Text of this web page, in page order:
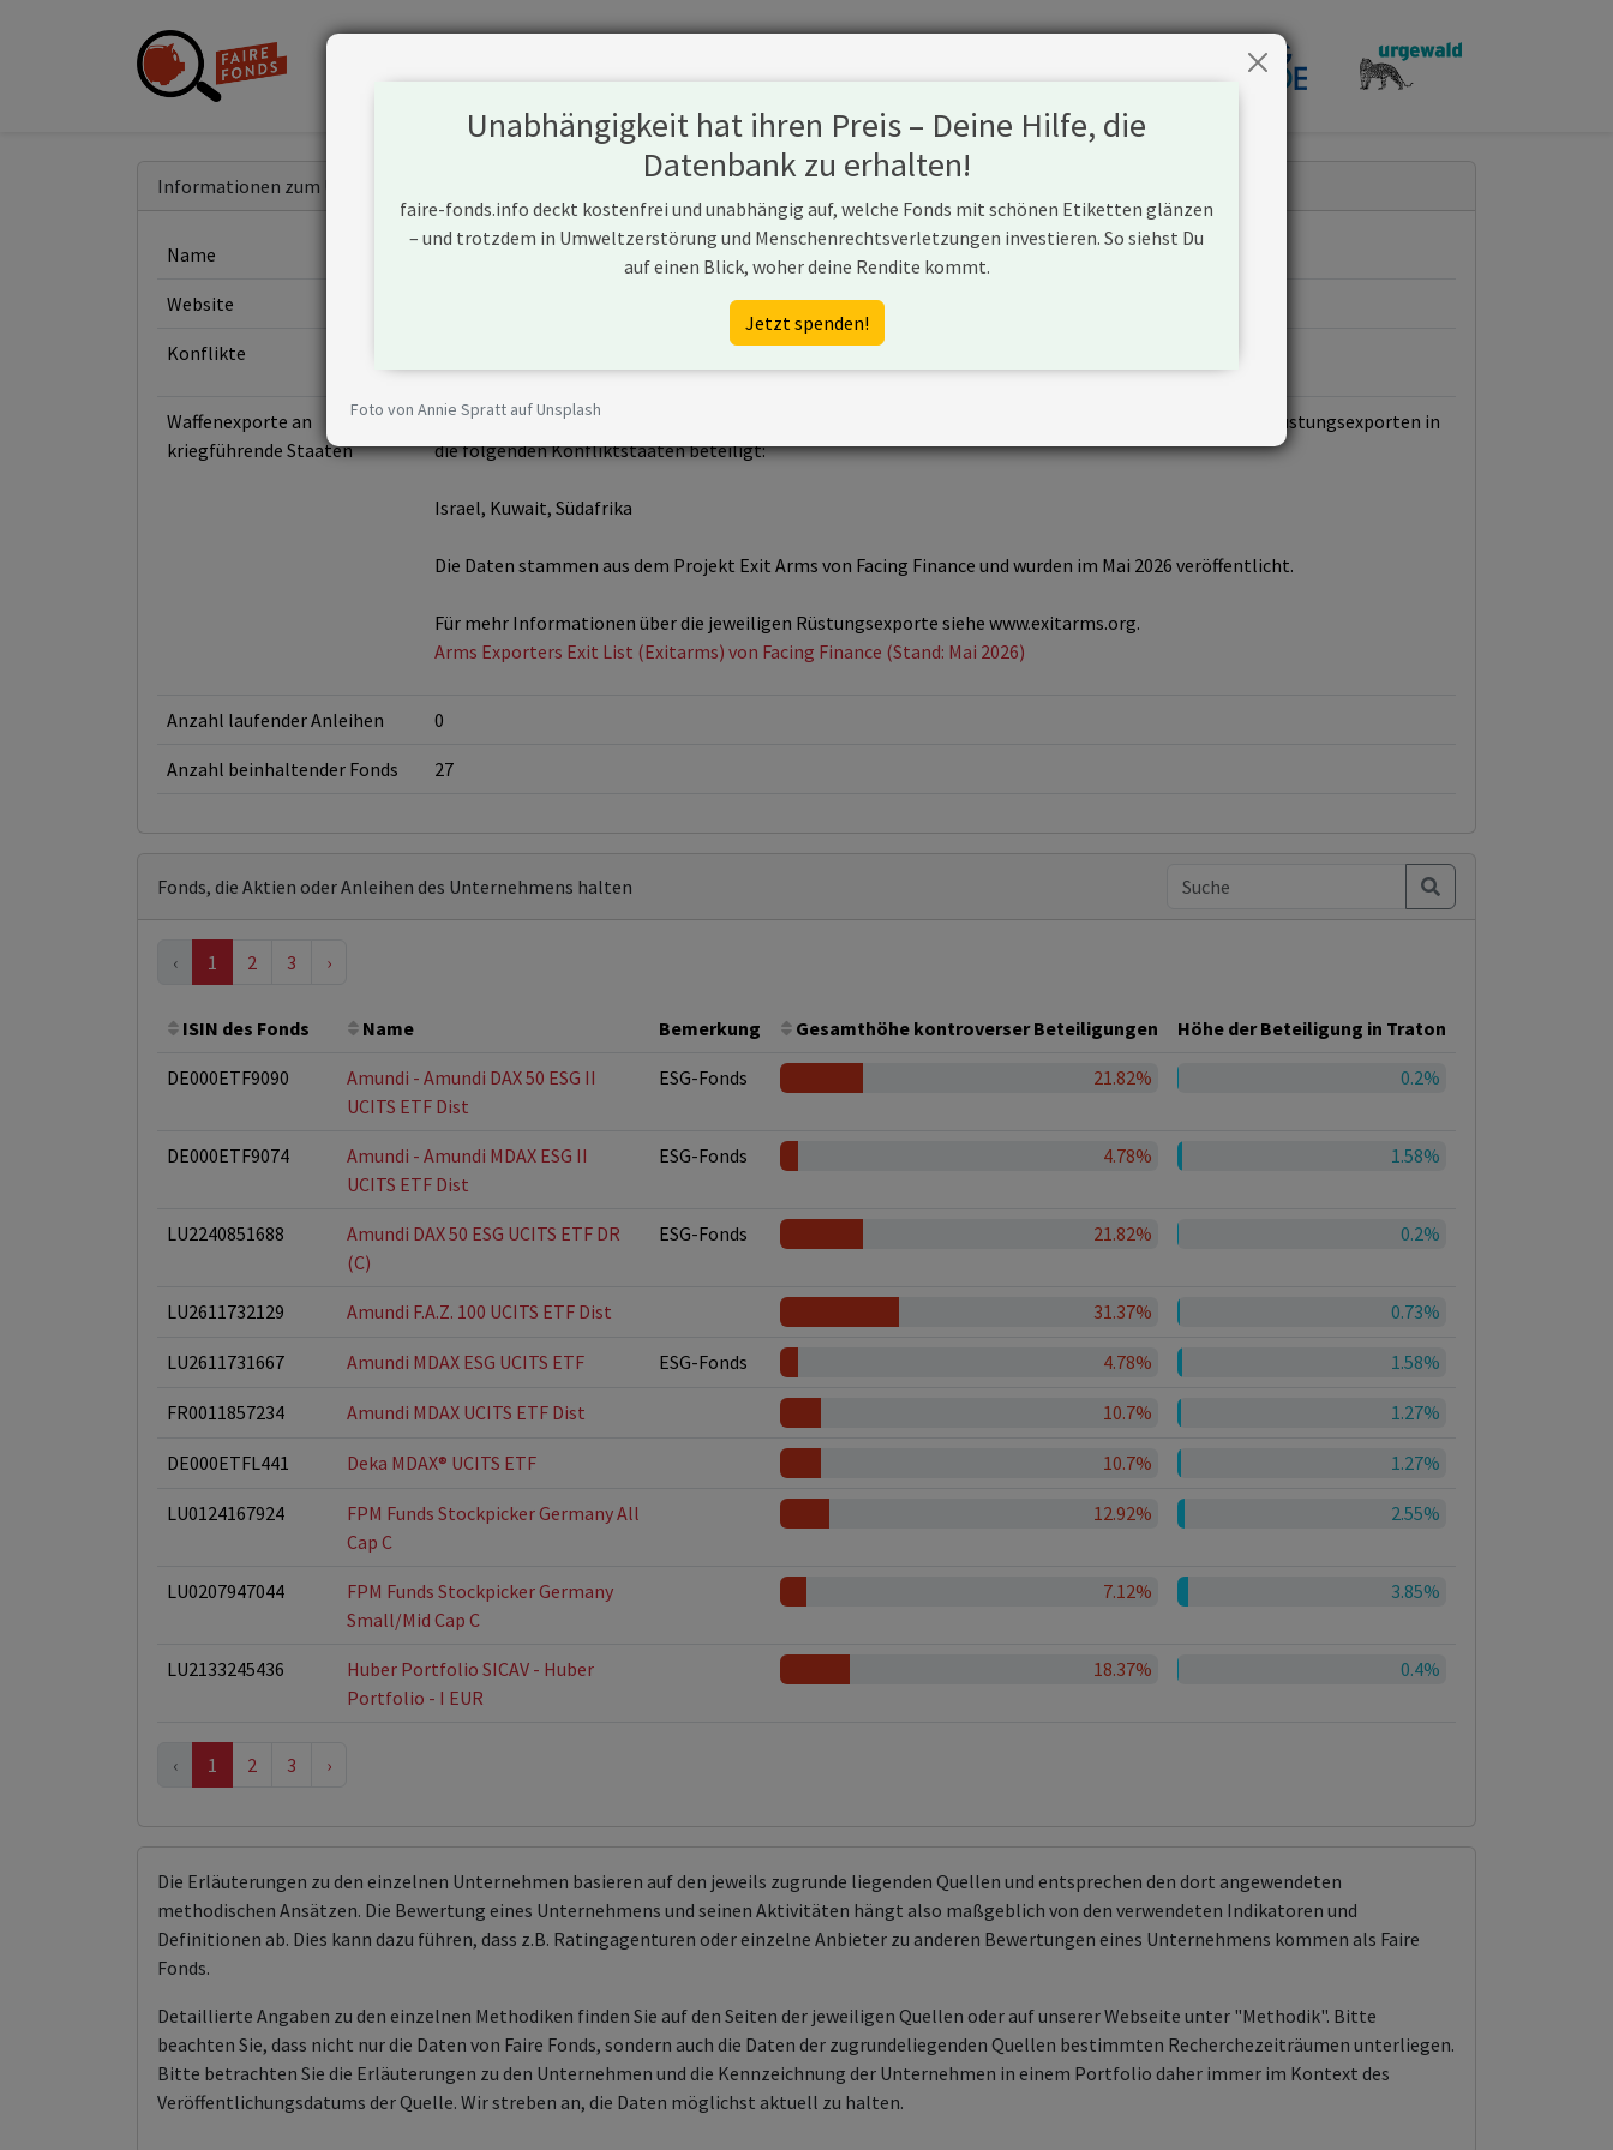
Informationen zum Unternehmen
Name
Website
Konflikte
Waffenexporte an
kriegführende Staaten
Das Unternehmen war zwischen 2017 und 2025 direkt, über Tochtergesellschaften bzw. Konsortien an Rüstungsexporten in
die folgenden Konfliktstaaten beteiligt:
Israel, Kuwait, Südafrika
Die Daten stammen aus dem Projekt Exit Arms von Facing Finance und wurden im Mai 2026 veröffentlicht.
Für mehr Informationen über die jeweiligen Rüstungsexporte siehe www.exitarms.org.
Arms Exporters Exit List (Exitarms) von Facing Finance (Stand: Mai 2026)
Anzahl laufender Anleihen 0
Anzahl beinhaltender Fonds 27
Fonds, die Aktien oder Anleihen des Unternehmens halten
‹ 1 2 3 ›
ISIN des Fonds Name Bemerkung Gesamthöhe kontroverser Beteiligungen Höhe der Beteiligung in Traton
DE000ETF9090
Amundi - Amundi DAX 50 ESG II
UCITS ETF Dist
ESG-Fonds 21.82% 0.2%
DE000ETF9074
Amundi - Amundi MDAX ESG II
UCITS ETF Dist
ESG-Fonds 4.78% 1.58%
LU2240851688
Amundi DAX 50 ESG UCITS ETF DR
(C)
ESG-Fonds 21.82% 0.2%
LU2611732129 Amundi F.A.Z. 100 UCITS ETF Dist 31.37% 0.73%
LU2611731667 Amundi MDAX ESG UCITS ETF ESG-Fonds 4.78% 1.58%
FR0011857234 Amundi MDAX UCITS ETF Dist 10.7% 1.27%
DE000ETFL441 Deka MDAX® UCITS ETF 10.7% 1.27%
LU0124167924
FPM Funds Stockpicker Germany All
Cap C
12.92% 2.55%
LU0207947044
FPM Funds Stockpicker Germany
Small/Mid Cap C
7.12% 3.85%
LU2133245436
Huber Portfolio SICAV - Huber
Portfolio - I EUR
18.37% 0.4%
‹ 1 2 3 ›
Die Erläuterungen zu den einzelnen Unternehmen basieren auf den jeweils zugrunde liegenden Quellen und entsprechen den dort angewendeten
methodischen Ansätzen. Die Bewertung eines Unternehmens und seinen Aktivitäten hängt also maßgeblich von den verwendeten Indikatoren und
Definitionen ab. Dies kann dazu führen, dass z.B. Ratingagenturen oder einzelne Anbieter zu anderen Bewertungen eines Unternehmens kommen als Faire
Fonds.
Detaillierte Angaben zu den einzelnen Methodiken finden Sie auf den Seiten der jeweiligen Quellen oder auf unserer Webseite unter "Methodik". Bitte
beachten Sie, dass nicht nur die Daten von Faire Fonds, sondern auch die Daten der zugrundeliegenden Quellen bestimmten Recherchezeiträumen unterliegen.
Bitte betrachten Sie die Erläuterungen zu den Unternehmen und die Kennzeichnung der Unternehmen in einem Portfolio daher immer im Kontext des
Veröffentlichungsdatums der Quelle. Wir streben an, die Daten möglichst aktuell zu halten.
Unabhängigkeit hat ihren Preis – Deine Hilfe, die
Datenbank zu erhalten!
faire-fonds.info deckt kostenfrei und unabhängig auf, welche Fonds mit schönen Etiketten glänzen
– und trotzdem in Umweltzerstörung und Menschenrechtsverletzungen investieren. So siehst Du
auf einen Blick, woher deine Rendite kommt.
Jetzt spenden!
Foto von Annie Spratt auf Unsplash